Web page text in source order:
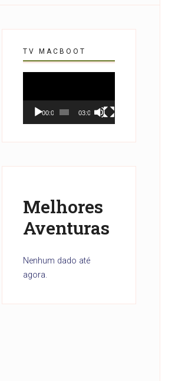
TV MACBOOT
vídeo
00:00 03:07
Melhores
Aventuras
Nenhum dado até
agora.